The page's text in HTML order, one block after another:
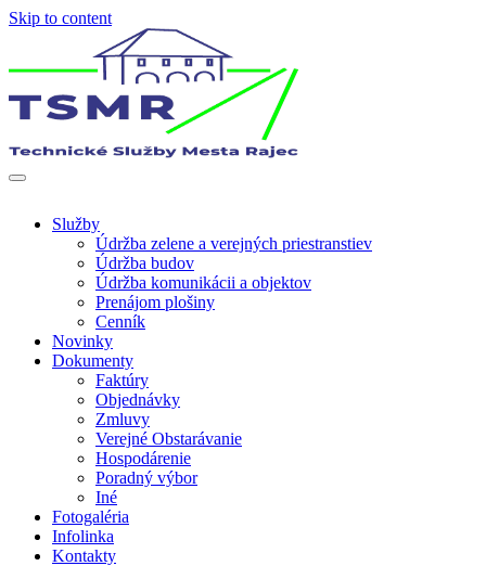
Skip to content
Služby
Údržba zelene a verejných priestranstiev
Údržba budov
Údržba komunikácii a objektov
Prenájom plošiny
Cenník
Novinky
Dokumenty
Faktúry
Objednávky
Zmluvy
Verejné Obstarávanie
Hospodárenie
Poradný výbor
Iné
Fotogaléria
Infolinka
Kontakty